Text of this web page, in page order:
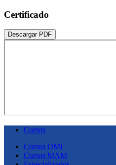
Certificado
Descargar PDF
Cursos
Cursos OMI
Cursos MAM